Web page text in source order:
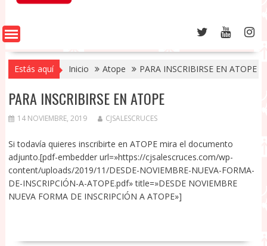
Estás aquí Inicio Atope PARA INSCRIBIRSE EN ATOPE
PARA INSCRIBIRSE EN ATOPE
14 NOVIEMBRE, 2019 CJSALESCRUCES
Si todavía quieres inscribirte en ATOPE mira el documento
adjunto.[pdf-embedder url=»https://cjsalescruces.com/wp-
content/uploads/2019/11/DESDE-NOVIEMBRE-NUEVA-FORMA-
DE-INSCRIPCIÓN-A-ATOPE.pdf» title=»DESDE NOVIEMBRE
NUEVA FORMA DE INSCRIPCIÓN A ATOPE»]